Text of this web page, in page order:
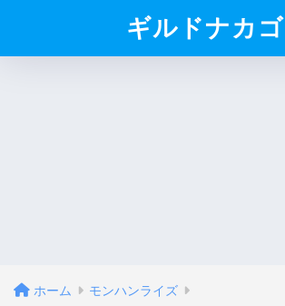
ギルドナカゴ
ホーム モンハンライズ